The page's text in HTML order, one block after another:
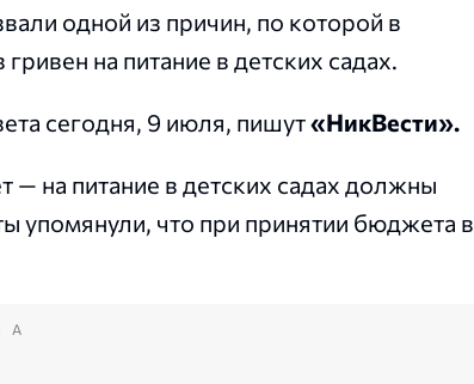
одной из причин, по которой в
на питание в детских садах.
сегодня, 9 июля, пишут«НикВести».
на питание в детских садах должны
упомянули, что при принятии бюджета в